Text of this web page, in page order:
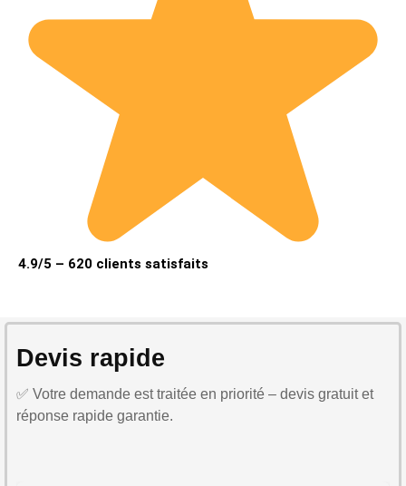
4.9/5 – 620 clients satisfaits
Devis rapide
✅ Votre demande est traitée en priorité – devis gratuit et
réponse rapide garantie.